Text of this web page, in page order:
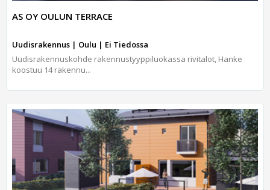
AS OY OULUN TERRACE
Uudisrakennus | Oulu | Ei Tiedossa
Uudisrakennuskohde rakennustyyppiluokassa rivitalot, Hanke
koostuu 14 rakennu...